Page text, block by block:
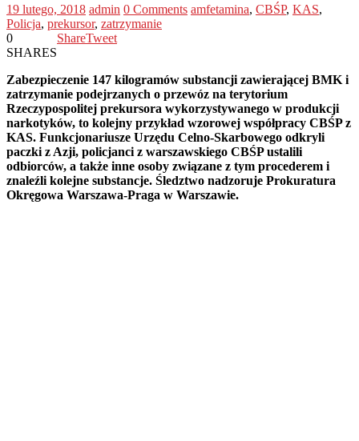
19 lutego, 2018 admin 0 Comments amfetamina, CBŚP, KAS,
Policja, prekursor, zatrzymanie
0
SHARES
ShareTweet
Zabezpieczenie 147 kilogramów substancji zawierającej BMK i
zatrzymanie podejrzanych o przewóz na terytorium
Rzeczypospolitej prekursora wykorzystywanego w produkcji
narkotyków, to kolejny przykład wzorowej współpracy CBŚP z
KAS. Funkcjonariusze Urzędu Celno-Skarbowego odkryli
paczki z Azji, policjanci z warszawskiego CBŚP ustalili
odbiorców, a także inne osoby związane z tym procederem i
znaleźli kolejne substancje. Śledztwo nadzoruje Prokuratura
Okręgowa Warszawa-Praga w Warszawie.